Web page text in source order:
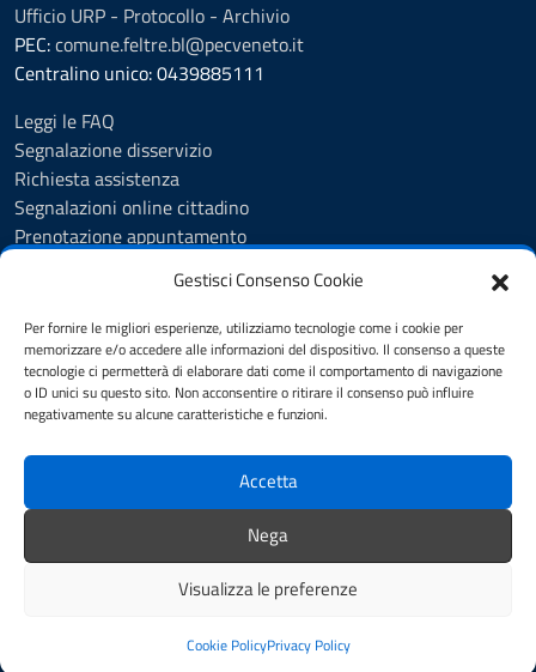
Gestisci Consenso Cookie
Per fornire le migliori esperienze, utilizziamo tecnologie come i cookie per
memorizzare e/o accedere alle informazioni del dispositivo. Il consenso a queste
tecnologie ci permetterà di elaborare dati come il comportamento di navigazione
o ID unici su questo sito. Non acconsentire o ritirare il consenso può influire
negativamente su alcune caratteristiche e funzioni.
Accetta
Nega
Visualizza le preferenze
Cookie PolicyPrivacy Policy
Ufficio URP - Protocollo - Archivio
PEC:comune.feltre.bl@pecveneto.it
Centralino unico: 0439885111
Leggi le FAQ
Segnalazione disservizio
Richiesta assistenza
Segnalazioni online cittadino
Prenotazione appuntamento
Amministrazione trasparente
Informativa privacy
Cookie Policy (UE)
Dichiarazione di accessibilità
SEGUICI SU
Facebook
Credits